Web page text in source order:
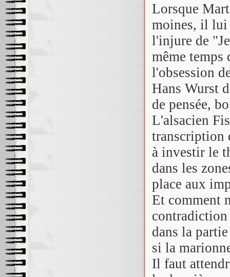
Lorsque
moines, il lui
l'injure de
même
l'obsession
Hans Wurst
de pensée,
L'alsacien
transcription
à investir le
dans les
place aux
Et comment
contradiction
dans la
si la
Il faut